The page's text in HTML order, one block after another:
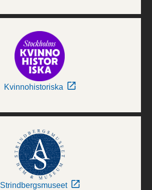
Kvinnohistoriska
Strindbergsmuseet